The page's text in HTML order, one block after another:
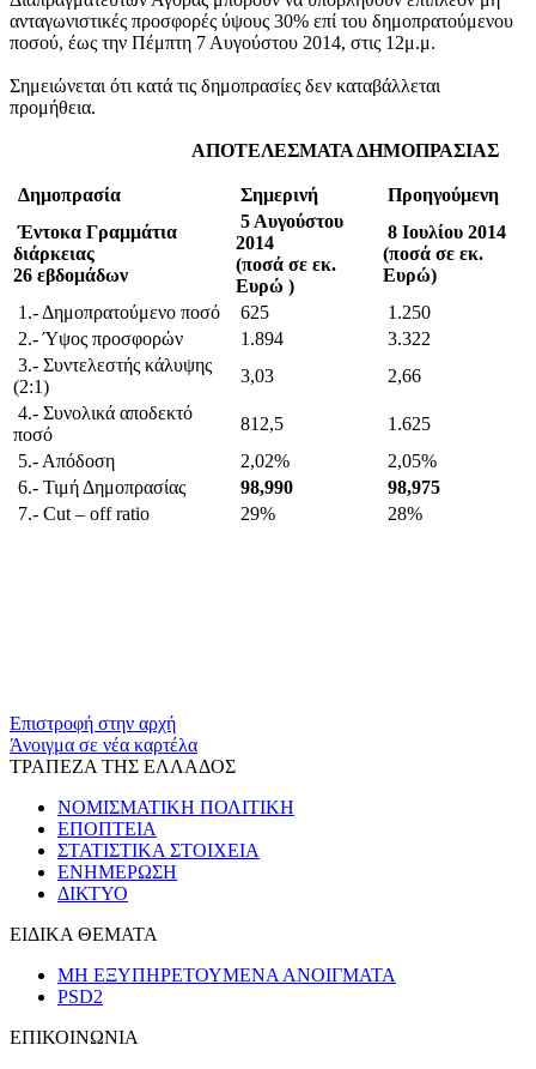
ανταγωνιστικές προσφορές ύψους 30% επί του δημοπρατούμενου
ποσού, έως την Πέμπτη 7 Αυγούστου 2014, στις 12μ.μ.
Σημειώνεται ότι κατά τις δημοπρασίες δεν καταβάλλεται
προμήθεια.
ΑΠΟΤΕΛΕΣΜΑΤΑ ΔΗΜΟΠΡΑΣΙΑΣ
Δημοπρασία Σημερινή
Προηγούμενη
Έντοκα Γραμμάτια
διάρκειας
26 εβδομάδων
5 Αυγούστου
2014
(ποσά σε εκ.
Ευρώ )
8 Ιουλίου 2014
(ποσά σε εκ.
Ευρώ)
1.- Δημοπρατούμενο ποσό
625
1.250
2.- Ύψος προσφορών
1.894
3.322
3.- Συντελεστής κάλυψης
(2:1)
3,03
2,66
4.- Συνολικά αποδεκτό
ποσό
812,5
1.625
5.- Απόδοση
2,02%
2,05%
6.- Τιμή Δημοπρασίας
98,990
98,975
7.- Cut – off ratio
29% 28%
Επιστροφή στην αρχή
Άνοιγμα σε νέα καρτέλα
ΤΡΑΠΕΖΑ ΤΗΣ ΕΛΛΑΔΟΣ
ΝΟΜΙΣΜΑΤΙΚΗ ΠΟΛΙΤΙΚΗ
ΕΠΟΠΤΕΙΑ
ΣΤΑΤΙΣΤΙΚΑ ΣΤΟΙΧΕΙΑ
ΕΝΗΜΕΡΩΣΗ
ΔΙΚΤΥΟ
ΕΙΔΙΚΑ ΘΕΜΑΤΑ
ΜΗ ΕΞΥΠΗΡΕΤΟΥΜΕΝΑ ΑΝΟΙΓΜΑΤΑ
PSD2
ΕΠΙΚΟΙΝΩΝΙΑ